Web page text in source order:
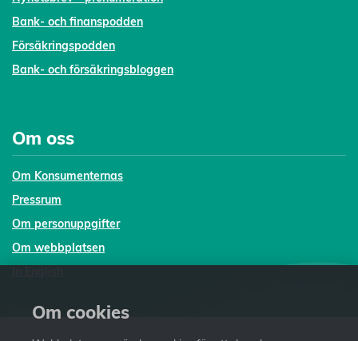
Bank- och finanspodden
Försäkringspodden
Bank- och försäkringsbloggen
Om oss
Om Konsumenternas
Pressrum
Om personuppgifter
Om webbplatsen
Om cookies